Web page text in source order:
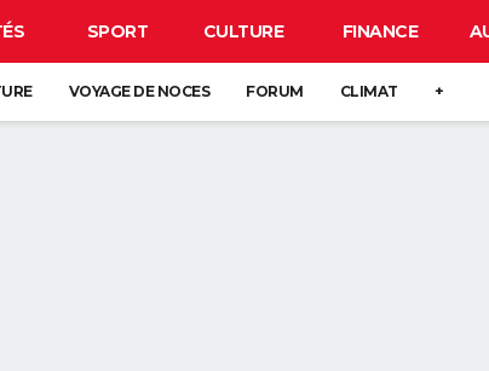
SPORT CULTURE FINANCE
VOYAGE DE NOCES FORUM CLIMAT +